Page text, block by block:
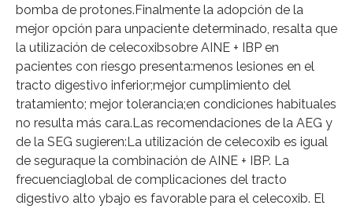
bomba de protones.Finalmente la adopción de la
mejor opción para unpaciente determinado, resalta que
la utilización de celecoxibsobre AINE + IBP en
pacientes con riesgo presenta:menos lesiones en el
tracto digestivo inferior;mejor cumplimiento del
tratamiento; mejor tolerancia;en condiciones habituales
no resulta más cara.Las recomendaciones de la AEG y
de la SEG sugieren:La utilización de celecoxib es igual
de seguraque la combinación de AINE + IBP. La
frecuenciaglobal de complicaciones del tracto
digestivo alto ybajo es favorable para el celecoxib. El